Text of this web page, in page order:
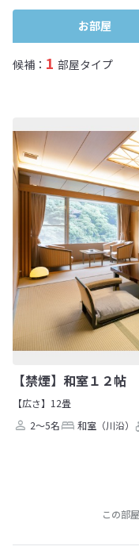
終確認画面でご確認ください
お部屋
候補： 1 部屋タイプ
【禁煙】和室１２帖
【広さ】12畳
2～5名
和室（川沿）
この部